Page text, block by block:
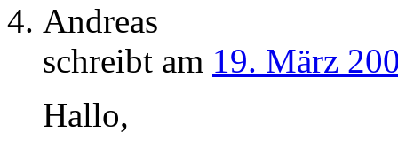
Andreas
schreibt am 19. März
Hallo,